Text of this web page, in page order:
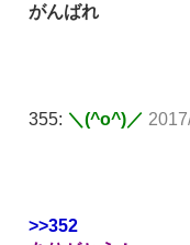
がんばれ
355: ＼(^o^)／
>>352